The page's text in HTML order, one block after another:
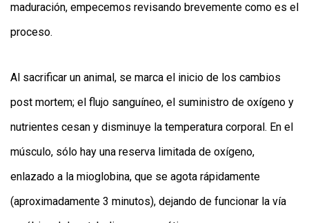
maduración, empecemos revisando brevemente como es el
proceso.
Al sacrificar un animal, se marca el inicio de los cambios
post mortem; el flujo sanguíneo, el suministro de oxígeno y
nutrientes cesan y disminuye la temperatura corporal. En el
músculo, sólo hay una reserva limitada de oxígeno,
enlazado a la mioglobina, que se agota rápidamente
(aproximadamente 3 minutos), dejando de funcionar la vía